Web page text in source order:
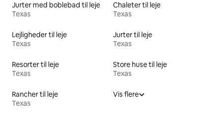
Jurter med boblebad til leje
Texas
Chaleter til leje
Texas
Lejligheder til leje
Texas
Jurter til leje
Texas
Resorter til leje
Texas
Store huse til leje
Texas
Rancher til leje
Texas
Vis flere